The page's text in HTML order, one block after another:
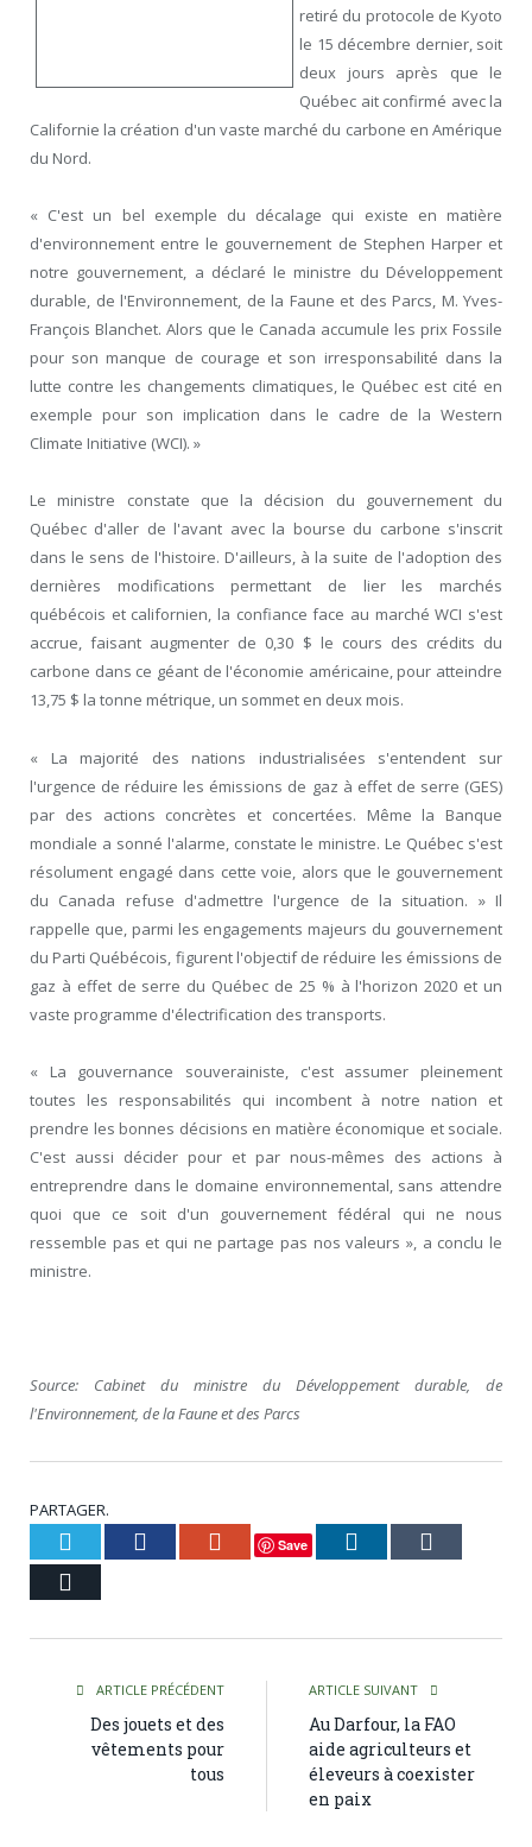
retiré du protocole de Kyoto
le 15 décembre dernier, soit
deux jours après que le
Québec ait confirmé avec la
Californie la création d'un vaste marché du carbone en Amérique
du Nord.
« C'est un bel exemple du décalage qui existe en matière
d'environnement entre le gouvernement de Stephen Harper et
notre gouvernement, a déclaré le ministre du Développement
durable, de l'Environnement, de la Faune et des Parcs, M. Yves-
François Blanchet. Alors que le Canada accumule les prix Fossile
pour son manque de courage et son irresponsabilité dans la
lutte contre les changements climatiques, le Québec est cité en
exemple pour son implication dans le cadre de la Western
Climate Initiative (WCI). »
Le ministre constate que la décision du gouvernement du
Québec d'aller de l'avant avec la bourse du carbone s'inscrit
dans le sens de l'histoire. D'ailleurs, à la suite de l'adoption des
dernières modifications permettant de lier les marchés
québécois et californien, la confiance face au marché WCI s'est
accrue, faisant augmenter de 0,30 $ le cours des crédits du
carbone dans ce géant de l'économie américaine, pour atteindre
13,75 $ la tonne métrique, un sommet en deux mois.
« La majorité des nations industrialisées s'entendent sur
l'urgence de réduire les émissions de gaz à effet de serre (GES)
par des actions concrètes et concertées. Même la Banque
mondiale a sonné l'alarme, constate le ministre. Le Québec s'est
résolument engagé dans cette voie, alors que le gouvernement
du Canada refuse d'admettre l'urgence de la situation. » Il
rappelle que, parmi les engagements majeurs du gouvernement
du Parti Québécois, figurent l'objectif de réduire les émissions de
gaz à effet de serre du Québec de 25 % à l'horizon 2020 et un
vaste programme d'électrification des transports.
« La gouvernance souverainiste, c'est assumer pleinement
toutes les responsabilités qui incombent à notre nation et
prendre les bonnes décisions en matière économique et sociale.
C'est aussi décider pour et par nous-mêmes des actions à
entreprendre dans le domaine environnemental, sans attendre
quoi que ce soit d'un gouvernement fédéral qui ne nous
ressemble pas et qui ne partage pas nos valeurs », a conclu le
ministre.
Source: Cabinet du ministre du Développement durable, de
l'Environnement, de la Faune et des Parcs
PARTAGER.
Twitter Facebook Google+
Save LinkedIn
ARTICLE PRÉCÉDENT
Des jouets et des
vêtements pour
tous
ARTICLE SUIVANT
Au Darfour, la FAO
aide agriculteurs et
éleveurs à coexister
en paix